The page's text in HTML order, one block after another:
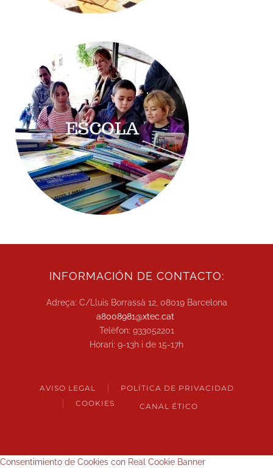
INFORMACIÓN DE CONTACTO:
Adreça: C/Lluis Borrassà 12, 08019 Barcelona
a8008981@xtec.cat
Telèfon: 933052201
Horari: 9-13h i de 15-17h
AVISO LEGAL
POLÍTICA DE PRIVACIDAD
COOKIES
CANAL ÉTICO
Consentimiento de Cookies con Real Cookie Banner